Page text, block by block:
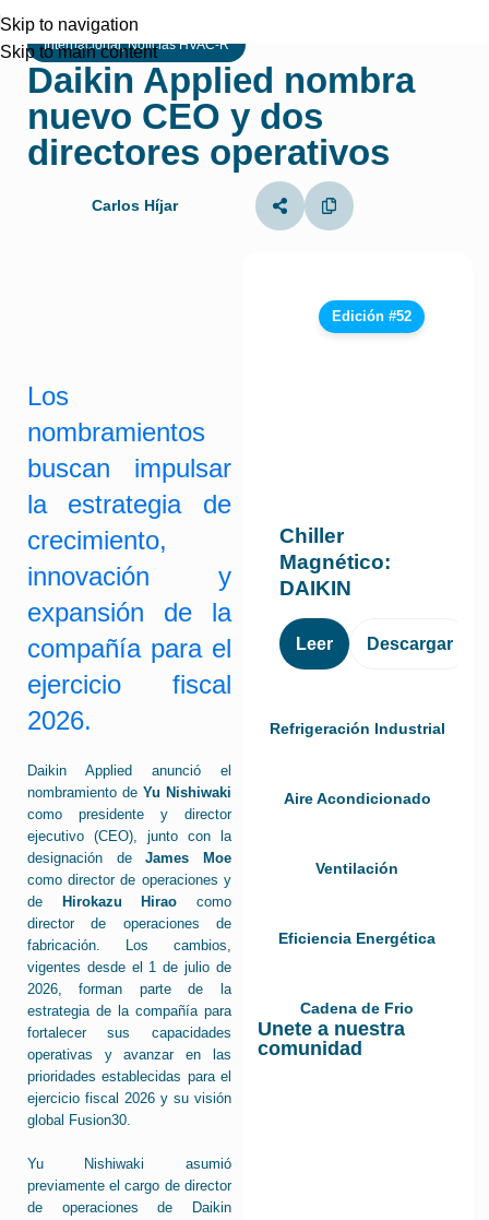
Skip to navigation
Skip to main content
Internacional,Noticias HVAC-R
Daikin Applied nombra
nuevo CEO y dos
directores operativos
Carlos Híjar
Los
nombramientos
buscan impulsar
la estrategia de
crecimiento,
innovación y
expansión de la
compañía para el
ejercicio fiscal
2026.
Daikin Applied anunció el
nombramiento de Yu Nishiwaki
como presidente y director
ejecutivo (CEO), junto con la
designación deJames Moe
como director de operaciones y
de
Hirokazu Hirao como
director de operaciones de
fabricación. Los cambios,
vigentes desde el 1 de julio de
2026, forman parte de la
estrategia de la compañía para
fortalecer sus capacidades
operativas y avanzar en las
prioridades establecidas para el
ejercicio fiscal 2026 y su visión
global Fusion30.
Yu Nishiwaki asumió
previamente el cargo de director
de operaciones de Daikin
Edición #52
Chiller
Magnético:
DAIKIN
Leer Descargar
Refrigeración Industrial
Aire Acondicionado
Ventilación
Eficiencia Energética
Cadena de Frio
Unete a nuestra
comunidad